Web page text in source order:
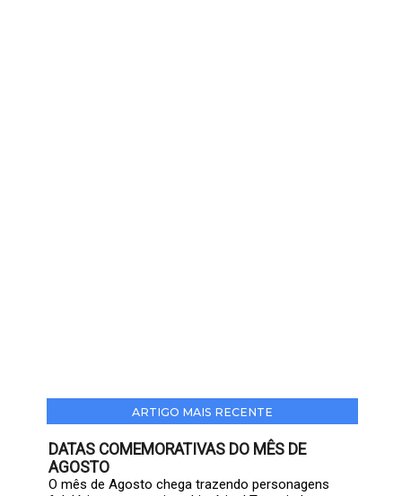
ARTIGO MAIS RECENTE
DATAS COMEMORATIVAS DO MÊS DE
AGOSTO
O mês de Agosto chega trazendo personagens